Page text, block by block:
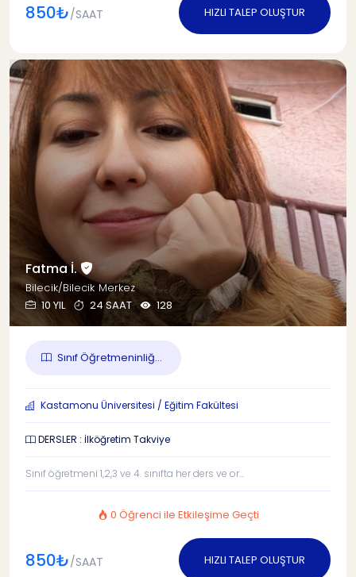
850₺/SAAT HIZLI TALEP OLUŞTUR
Fatma İ.
Bilecik/Bilecik Merkez
10 YIL
24 SAAT 128
Sınıf Öğretmeninliğ...
Kastamonu Üniversitesi / Eğitim Fakültesi
DERSLER : İlköğretim Takviye
Sınıf öğretmeni 1,2,3 ve 4. sınıfta her ders ve or...
0 Öğrenci ile Etkileşime Geçti
850₺/SAAT HIZLI TALEP OLUŞTUR